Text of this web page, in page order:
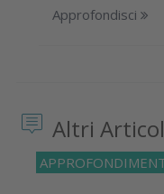
Approfondisci
Altri